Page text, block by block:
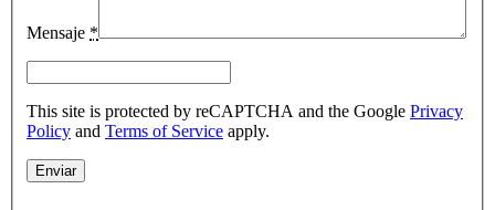
Mensaje *
This site is protected by reCAPTCHA and the Google Privacy
Policy and Terms of Service apply.